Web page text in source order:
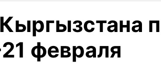
февраля